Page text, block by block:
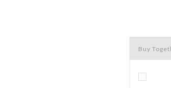
Buy